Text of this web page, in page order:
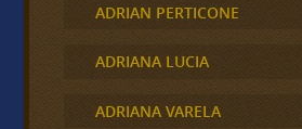
ADRIAN PERTICONE
ADRIANA LUCIA
ADRIANA VARELA